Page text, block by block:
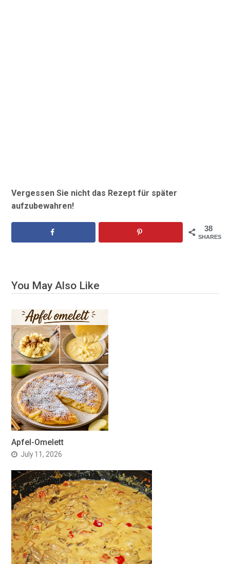
Vergessen Sie nicht das Rezept für später
aufzubewahren!
38
SHARES
You May Also Like
Apfel-Omelett
July 11, 2026